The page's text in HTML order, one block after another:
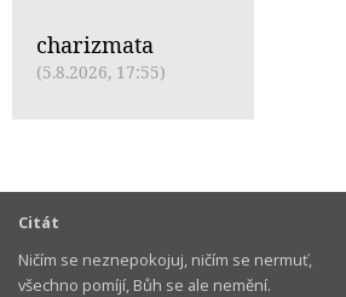
charizmata
(5.8.2026, 17:55)
Citát
Ničím se neznepokojuj, ničím se nermuť,
všechno pomíjí, Bůh se ale nemění.